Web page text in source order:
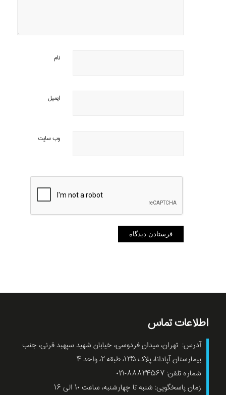
نام
ایمیل
وب‌ سایت
اطلاعات تماس
آدرس: تهران، میدان فردوسی، خیابان شهید سپهبد قرنی، جنب
بیمارستان آپادانا، پلاک ۱۳۵، طبقه ۲، واحد ۴
شماره تلفن: ۸۸۸۳۴۵۶۷-۰۲۱
زمان پاسخگویی: شنبه تا چهارشنبه، ساعت ۱۰ الی ۱۶